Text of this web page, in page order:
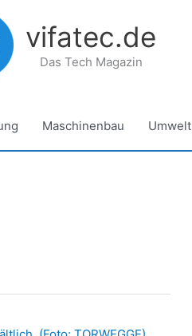
vifatec.de
Das Tech Magazin
Maschinenbau Umwelt